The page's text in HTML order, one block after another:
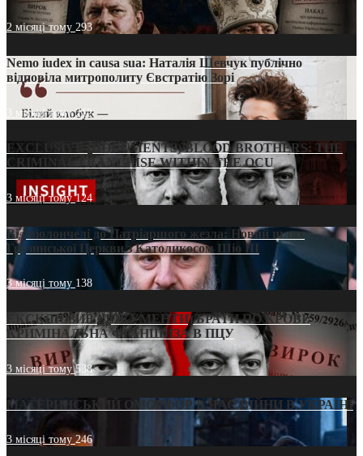
2 місяці тому 293
Nemo iudex in causa sua: Наталія Шевчук публічно
відповіла митрополиту Євстратію Зорі
3 місяці тому212
EXCLUSIVE (DOCUMENTS)/BLOOD BROTHERS: THE
CRIMINAL FRANCHISE WITHIN THE OCU
3 місяці тому124
Від віолончелі до Патріаршого жезла: Новий шлях
Грузинської Церкви з Католикосом Шіо III
3 місяці тому 138
ЕКСКЛЮЗИВ (ДОКУМЕНТИ)/БРАТИ ПО КРОВІ:
КРИМІНАЛЬНА ФРАНШИЗА В ПЦУ
3 місяці тому538
МАТЕРИНСЬКИЙ ОМОРФОР В ЧАС ВІЙНИ В УКРАЇНІ
3 місяці тому246